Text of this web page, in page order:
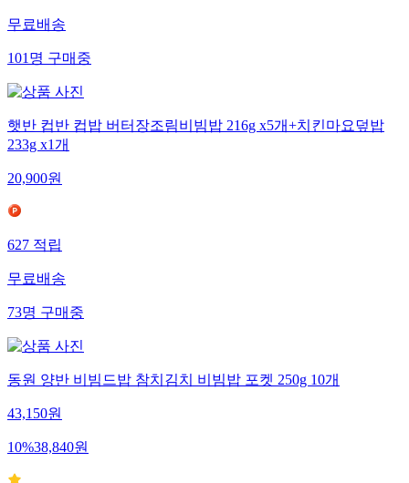
무료배송
101 명 구매중
햇반 컵반 컵밥 버터장조림비빔밥 216g x5개+치킨마요덮밥
233g x1개
20,900원
627 적립
무료배송
73명 구매중
동원 양반 비빔드밥 참치김치 비빔밥 포켓 250g 10개
43,150원
10%38,840원